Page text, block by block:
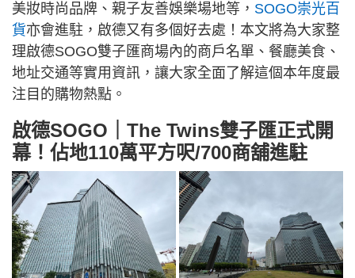
美妝時尚品牌、親子友善娛樂場地等， SOGO崇光百
貨亦會進駐，啟德又有多個好去處！本文將為大家整
理啟德SOGO雙子匯商場內的商戶名單、餐廳美食、
地址交通等實用資訊，讓大家全面了解這個本年度最
注目的購物熱點。
啟德SOGO｜The Twins雙子匯正式開
幕！佔地110萬平方呎/700商舖進駐